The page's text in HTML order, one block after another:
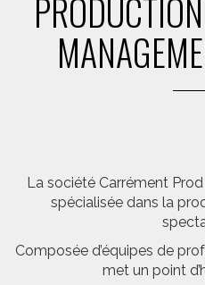
La société Carrément
spécialisée dans la
Composée d’équipes de
met un point